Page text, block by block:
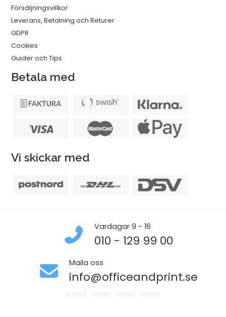
Försäljningsvillkor
Leverans, Betalning och Returer
GDPR
Cookies
Guider och Tips
Betala med
Vi skickar med
Vardagar 9 - 16
010 - 129 99 00
Maila oss
info@officeandprint.se